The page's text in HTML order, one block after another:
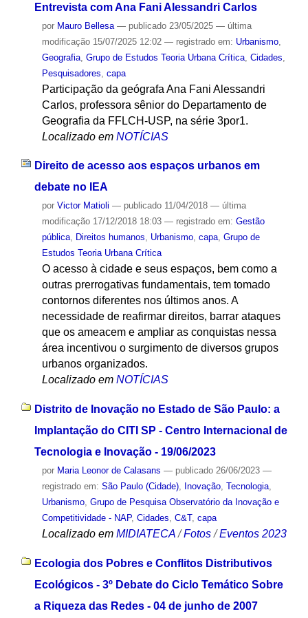
Entrevista com Ana Fani Alessandri Carlos
por Mauro Bellesa — publicado23/05/2025 — última
modificação15/07/2025 12:02 — registrado em: Urbanismo,
Geografia, Grupo de Estudos Teoria Urbana Crítica, Cidades
Pesquisadores capa
Participação da geógrafa Ana Fani Alessandri
Carlos, professora sênior do Departamento de
Geografia da FFLCH-USP, na série 3por1.
Localizado em NOTÍCIAS
Direito de acesso aos espaços urbanos em
debate no IEA
por Victor Matioli — publicado11/04/2018 — última
modificação17/12/2018 18:03 — registrado em: Gestão
pública, Direitos humanos, Urbanismo, capa, Grupo de
Estudos Teoria Urbana Crítica
O acesso à cidade e seus espaços, bem como a
outras prerrogativas fundamentais, tem tomado
contornos diferentes nos últimos anos. A
necessidade de reafirmar direitos, barrar ataques
que os ameacem e ampliar as conquistas nessa
área incentivou o surgimento de diversos grupos
urbanos organizados.
Localizado em NOTÍCIAS
Distrito de Inovação no Estado de São Paulo: a
Implantação do CITI SP - Centro Internacional de
Tecnologia e Inovação - 19/06/2023
por Maria Leonor de Calasans — publicado26/06/2023 —
registrado em: São Paulo (Cidade), Inovação, Tecnologia,
Urbanismo, Grupo de Pesquisa Observatório da Inovação e
Competitividade - NAP, Cidades, C&T, capa
Localizado em MIDIATECA /Fotos /Eventos 2023
Ecologia dos Pobres e Conflitos Distributivos
Ecológicos - 3º Debate do Ciclo Temático Sobre
a Riqueza das Redes - 04 de junho de 2007